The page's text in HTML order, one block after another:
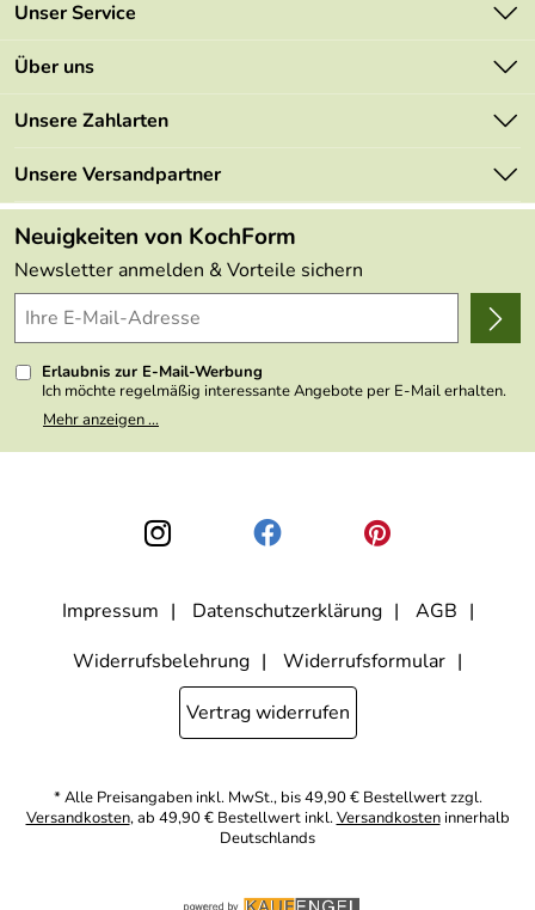
Unser Service
Kontakt
Mehrwertsteuerfrei
Retourenportal
FAQs
Lieferbedingungen
Delivery Terms
Kundenlogin
Über uns
Marken
Angebote
Made in Germany
Themen
Wir über uns
Presse
Unsere Zahlarten
Unsere Versandpartner
Neuigkeiten von KochForm
Newsletter anmelden & Vorteile sichern
Erlaubnis zur E-Mail-Werbung
Ich möchte regelmäßig interessante Angebote per E-Mail erhalten.
Meine E-Mail-Adresse wird nicht an andere Unternehmen
weitergegeben. Zu statistischen Zwecken wird in anonymer Form
den Link "Abmelden" am Ende des Newsletters anklicke oder die
Option Newsletter im Mitgliederbereich deaktiviere. Die
Datenschutzerklärung
habe ich zur Kenntnis genommen.
Mehr anzeigen ...
Impressum Datenschutzerklärung
AGB
Widerrufsbelehrung
Widerrufsformular
Vertrag widerrufen
* Alle Preisangaben inkl. MwSt., bis 49,90 € Bestellwert zzgl.
Versandkosten, ab 49,90 € Bestellwert inkl.Versandkosteninnerhalb
Deutschlands